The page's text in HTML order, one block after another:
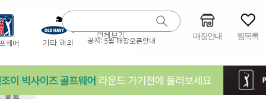
공지:5월 매장오픈안내 매장안내 찜목록